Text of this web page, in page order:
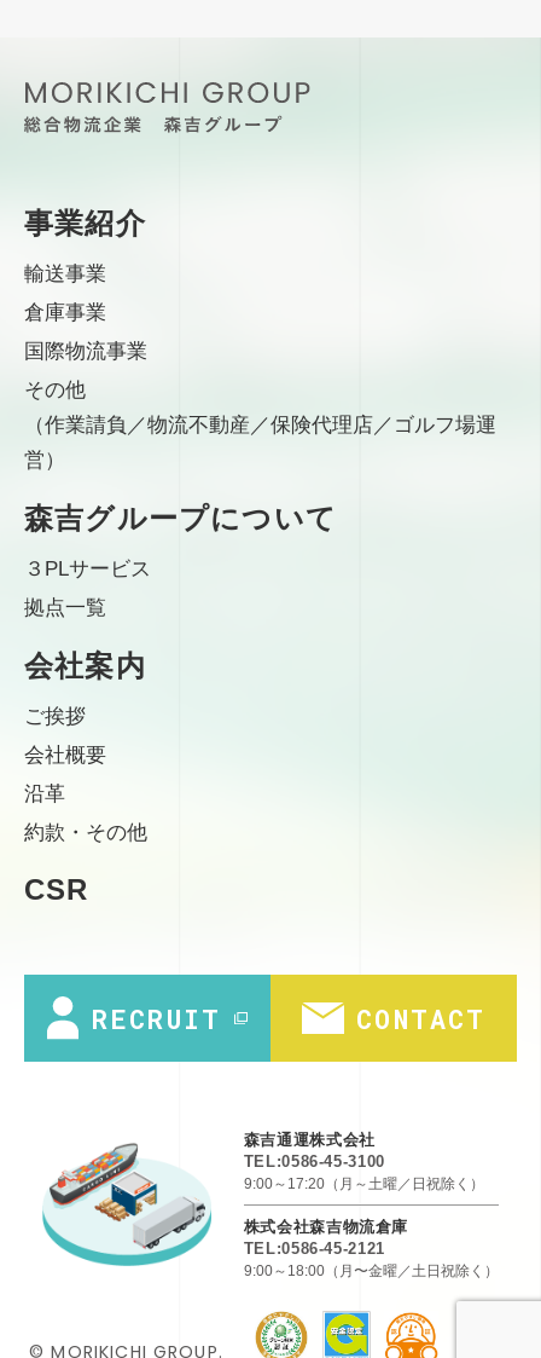
事業紹介
輸送事業
倉庫事業
国際物流事業
その他
（作業請負／物流不動産／保険代理店／ゴルフ場運
営）
森吉グループについて
３PLサービス
拠点一覧
会社案内
ご挨拶
会社概要
沿革
約款・その他
CSR
RECRUIT CONTACT
森吉通運株式会社
TEL:0586-45-3100
9:00～17:20（月～土曜／日祝除く）
株式会社森吉物流倉庫
TEL:0586-45-2121
9:00～18:00（月〜金曜／土日祝除く）
© MORIKICHI GROUP.